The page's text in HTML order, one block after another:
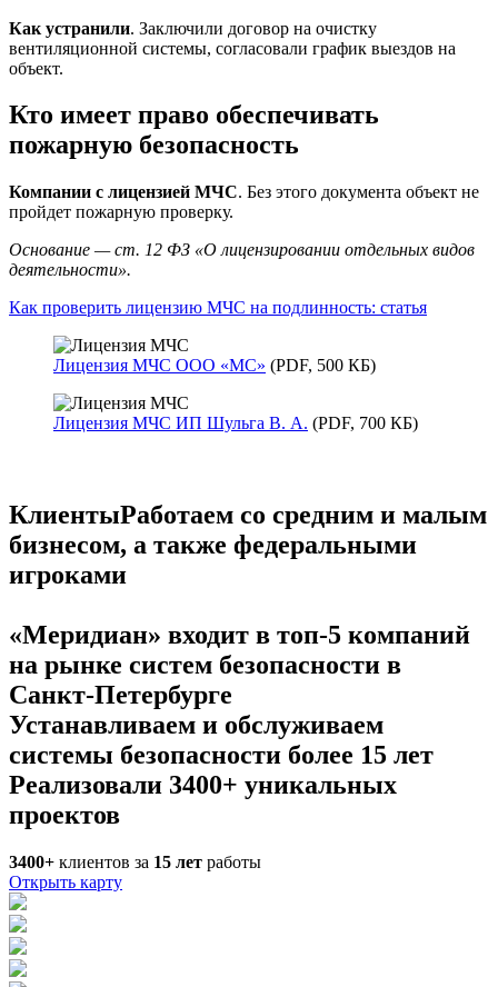
Как устранили. Заключили договор на очистку
вентиляционной системы, согласовали график выездов на
объект.
Кто имеет право обеспечивать
пожарную безопасность
Компании с лицензией МЧС. Без этого документа объект не
пройдет пожарную проверку.
Основание — ст. 12 ФЗ «О лицензировании отдельных видов
деятельности».
Как проверить лицензию МЧС на подлинность: статья
Лицензия МЧС ООО «МС» (PDF, 500 КБ)
Лицензия МЧС ИП Шульга В. А. (PDF, 700 КБ)
КлиентыРаботаем со средним и малым
бизнесом, а также федеральными
игроками
«Меридиан» входит в топ-5 компаний
на рынке систем безопасности в
Санкт-Петербурге
Устанавливаем и обслуживаем
системы безопасности более 15 лет
Реализовали 3400+ уникальных
проектов
3400+ клиентов за 15 лет работы
Открыть карту